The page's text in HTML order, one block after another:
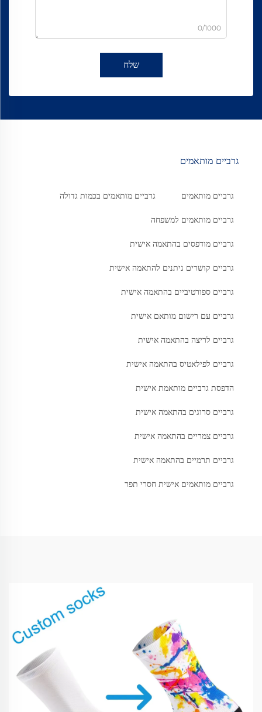
0/1000
שלח
גרביים מותאמים
גרביים מותאמים גרביים מותאמים בכמות גדולה
גרביים מותאמים למשפחה
גרביים מודפסים בהתאמה אישית
גרביים קושרים ניתנים להתאמה אישית
גרביים ספורטיביים בהתאמה אישית
גרביים עם רישום מותאם אישית
גרביים לריצה בהתאמה אישית
גרביים לפילאטיס בהתאמה אישית
הדפסת גרביים מותאמת אישית
גרביים סרוגים בהתאמה אישית
גרביים צמריים בהתאמה אישית
גרביים תרמיים בהתאמה אישית
גרביים מותאמים אישית חסרי תפר